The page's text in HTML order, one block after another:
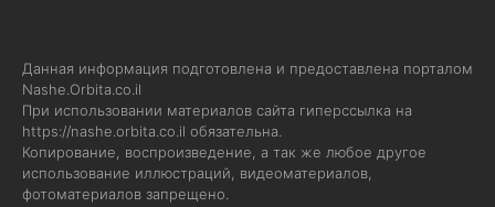
Данная информация подготовлена и предоставлена порталом
Nashe.Orbita.co.il
При использовании материалов сайта гиперссылка на
https://nashe.orbita.co.il обязательна.
Копирование, воспроизведение, а так же любое другое
использование иллюстраций, видеоматериалов,
фотоматериалов запрещено.